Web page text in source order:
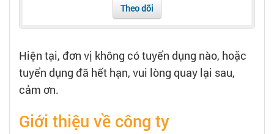
Bạn cần tuyển người
Nhà tuyển dụng
Theo dõi
Hiện tại, đơn vị không có tuyển dụng nào, hoặc
tuyển dụng đã hết hạn, vui lòng quay lại sau,
cảm ơn.
Giới thiệu về công ty